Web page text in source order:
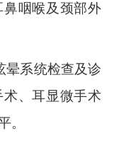
咽喉及颈部外
晕系统检查及诊
、耳显微手术
。